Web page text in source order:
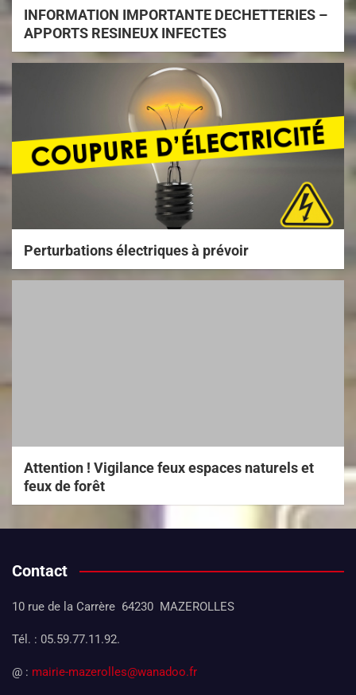
INFORMATION IMPORTANTE DECHETTERIES –
APPORTS RESINEUX INFECTES
Perturbations électriques à prévoir
Attention ! Vigilance feux espaces naturels et
feux de forêt
Contact
10 rue de la Carrère 64230 MAZEROLLES
Tél. : 05.59.77.11.92.
@ : mairie-mazerolles@wanadoo.fr